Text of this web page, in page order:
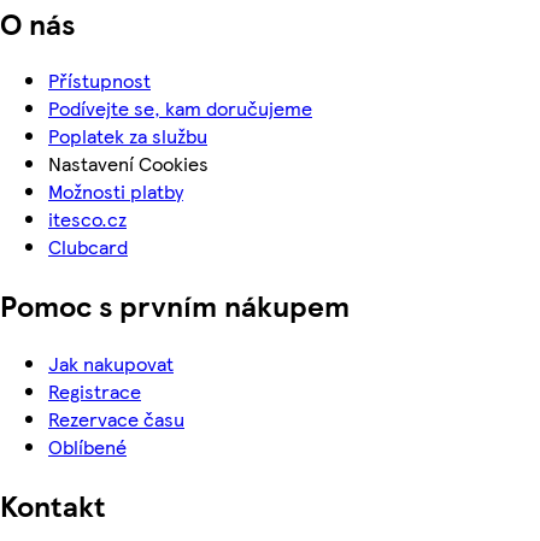
O nás
Přístupnost
Podívejte se, kam doručujeme
Poplatek za službu
Nastavení Cookies
Možnosti platby
itesco.cz
Clubcard
Pomoc s prvním nákupem
Jak nakupovat
Registrace
Rezervace času
Oblíbené
Kontakt